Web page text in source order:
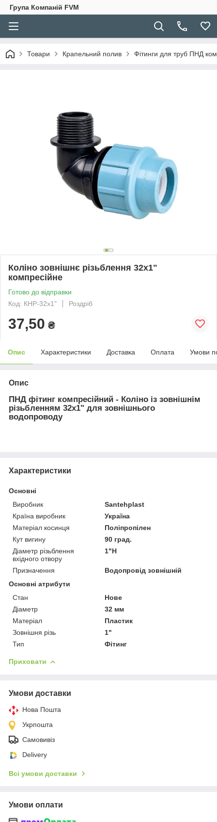
Група Компаній FVM
Товари Крапельний полив Фітинги для труб ПНД
Коліно зовнішнє різьблення 32х1"
компресійне
Готово до відправки
Код: КНР-32х1"
Роздріб
37,50 ₴
Опис Характеристики Доставка Оплата Умови
Опис
ПНД фітинг компресійний - Коліно із зовнішнім
різьбленням 32х1" для зовнішнього
водопроводу
Характеристики
Основні
Виробник
Santehplast
Країна виробник
Україна
Матеріал косинця
Поліпропілен
Кут вигину
90 град.
Діаметр різьблення
вхідного отвору
1"Н
Призначення
Водопровід зовнішній
Основні атрибути
Стан
Нове
Діаметр
32 мм
Матеріал
Пластик
Зовнішня різь
1"
Тип
Фітинг
Приховати
Умови доставки
Нова Пошта
Укрпошта
Самовивіз
Delivery
Всі умови доставки
Умови оплати